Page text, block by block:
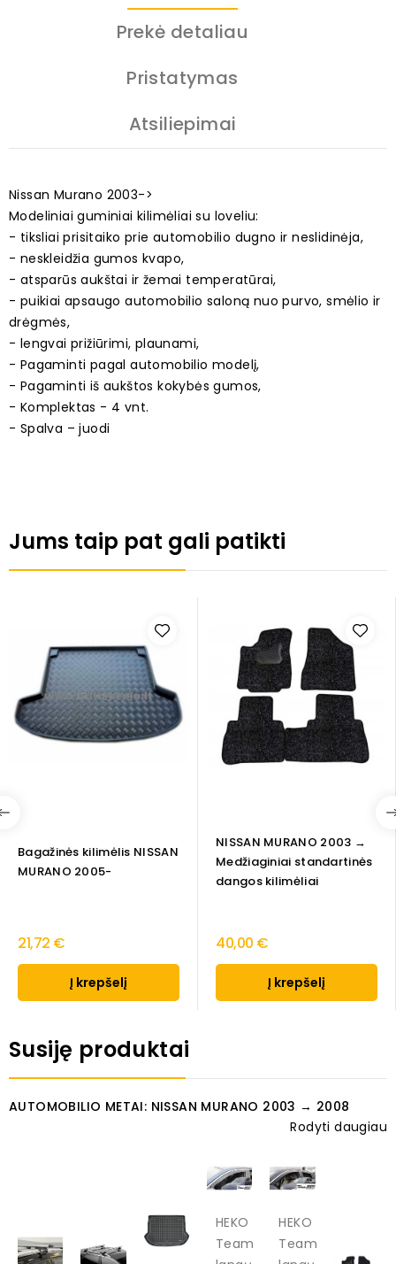
Prekė detaliau
Pristatymas
Atsiliepimai
Nissan Murano 2003->
Modeliniai guminiai kilimėliai su loveliu:
- tiksliai prisitaiko prie automobilio dugno ir neslidinėja,
- neskleidžia gumos kvapo,
- atsparūs aukštai ir žemai temperatūrai,
- puikiai apsaugo automobilio saloną nuo purvo, smėlio ir
drėgmės,
- lengvai prižiūrimi, plaunami,
- Pagaminti pagal automobilio modelį,
- Pagaminti iš aukštos kokybės gumos,
- Komplektas - 4 vnt.
- Spalva – juodi
Jums taip pat gali patikti
Bagažinės kilimėlis NISSAN
MURANO 2005-
21,72 €
Į krepšelį
NISSAN MURANO 2003 →
Medžiaginiai standartinės
dangos kilimėliai
40,00 €
Į krepšelį
Susiję produktai
AUTOMOBILIO METAI: NISSAN MURANO 2003 → 2008
Rodyti daugiau
HEKO
Team
HEKO
Team